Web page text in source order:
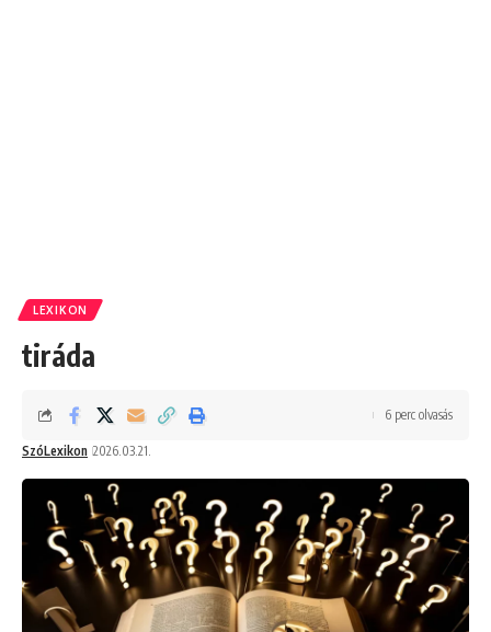
LEXIKON
tiráda
SzóLexikon 2026.03.21.
6 perc olvasás